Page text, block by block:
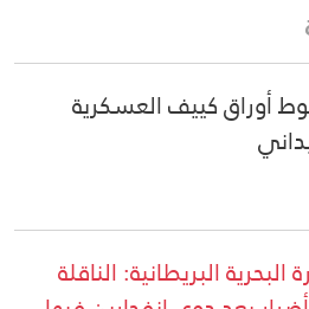
أوراق كييف العسكرية
البريطانية: الناقلة